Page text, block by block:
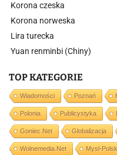
Korona czeska
Korona norweska
Lira turecka
Yuan renminbi (Chiny)
TOP KATEGORIE
Wiadomości Poznań
Polonia Publicystyka
Goniec.net Globalizacja
Wolnemedia.net Mysl-